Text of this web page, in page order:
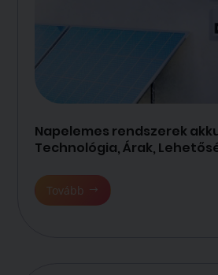
Napelemes rendszerek
Technológia, Árak,
Tovább